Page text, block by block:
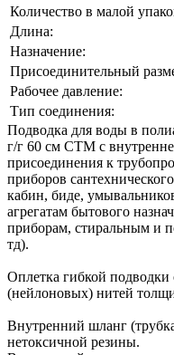
Количество в малой
Длина:
Назначение:
Присоединительный
Рабочее давление:
Тип соединения:
Подводка для воды в
г/г 60 cм CTM с
присоединения к
приборов
кабин, биде,
агрегатам бытового
приборам, стиральным и
тд).
Оплетка гибкой
(нейлоновых) нитей
Внутренний шланг
нетоксичной резины.